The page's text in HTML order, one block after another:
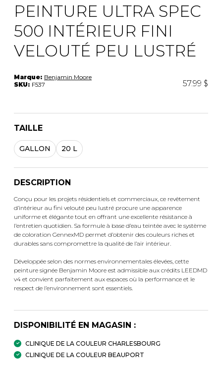
PEINTURE ULTRA SPEC
500 INTÉRIEUR FINI
VELOUTÉ PEU LUSTRÉ
Marque: Benjamin Moore
SKU: F537 57.99 $
TAILLE
GALLON 20 L
DESCRIPTION
Conçu pour les projets résidentiels et commerciaux, ce revêtement
d’intérieur au fini velouté peu lustré procure une apparence
uniforme et élégante tout en offrant une excellente résistance à
l’entretien quotidien. Sa formule à base d’eau teintée avec le système
de coloration GennexMD permet d’obtenir des couleurs riches et
durables sans compromettre la qualité de l’air intérieur.
Développée selon des normes environnementales élevées, cette
peinture signée Benjamin Moore est admissible aux crédits LEEDMD
v4 et convient parfaitement aux espaces où la performance et le
respect de l’environnement sont essentiels.
DISPONIBILITÉ EN MAGASIN :
CLINIQUE DE LA COULEUR CHARLESBOURG
CLINIQUE DE LA COULEUR BEAUPORT